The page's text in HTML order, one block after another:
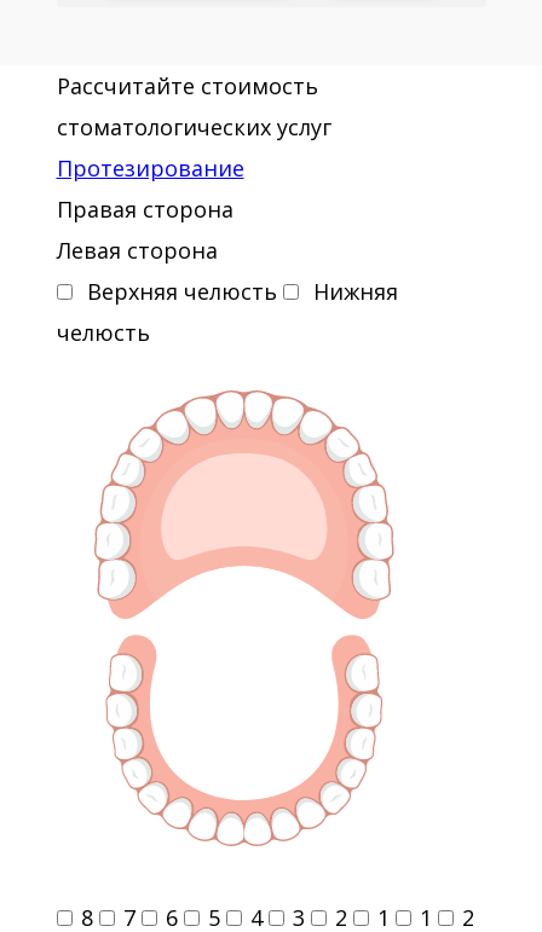
Рассчитайте стоимость
стоматологических услуг
Протезирование
Правая сторона
Левая сторона
Верхняя челюсть
Нижняя
челюсть
8 7 6 5 4 3 2 1 1 2